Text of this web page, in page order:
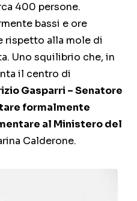
400 persone.
bassi e ore
rispetto alla mole di
Uno squilibrio che, in
il centro di
Gasparri – Senatore
formalmente
al Ministero del
Calderone.